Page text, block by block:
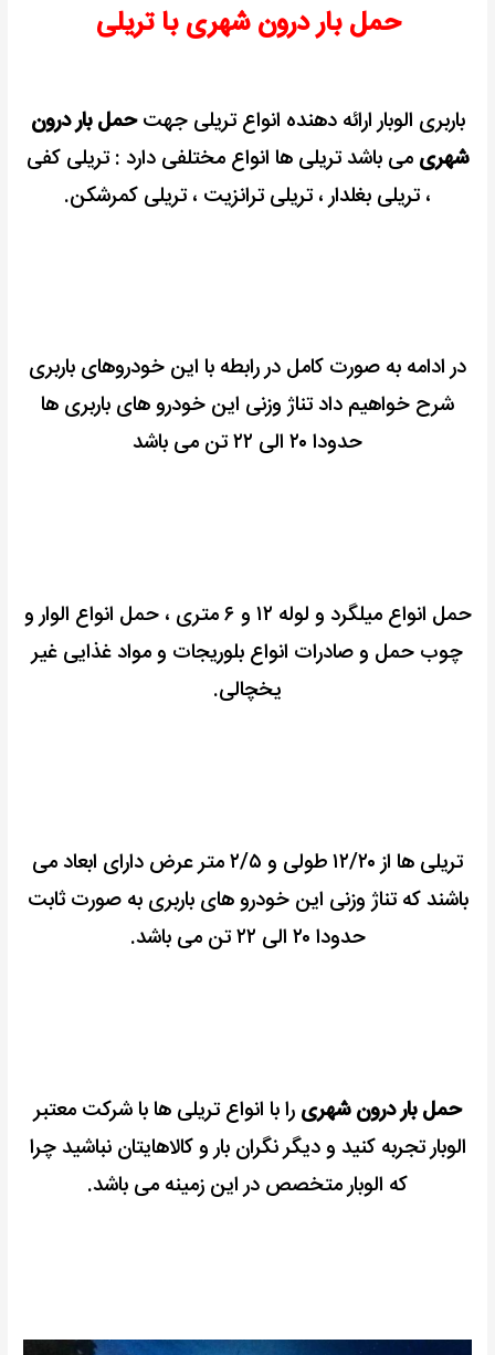
حمل بار درون شهری با تریلی
باربری الوبار ارائه دهنده انواع تریلی جهتحمل بار درون
شهری می باشد تریلی ها انواع مختلفی دارد :تریلی کفی
، تریلی بغلدار ، تریلی ترانزیت ، تریلی کمرشکن.
در ادامه به صورت کامل در رابطه با این خودروهای باربری
شرح خواهیم دادتناژ وزنی این خودرو های باربری ها
حدودا ۲۰ الی ۲۲ تن می باشد
حمل انواع میلگرد و لوله ۱۲ و ۶ متری ،
حمل انواع الوار و
چوب حمل و صادرات انواع بلوریجات و مواد غذایی غیر
یخچالی.
تریلی ها از ۱۲/۲۰ طولی و ۲/۵ متر عرض دارای ابعاد می
باشند که تناژ وزنی این خودرو های باربری به صورت ثابت
حدودا ۲۰ الی ۲۲ تن می باشد.
حمل بار درون شهری را با انواع تریلی ها با شرکت معتبر
الوبار تجربه کنید و دیگر نگران بار و کالاهایتان نباشید چرا
که الوبار متخصص در این زمینه می باشد.